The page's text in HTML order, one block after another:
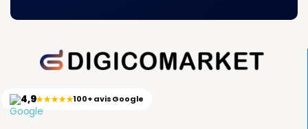
4,9★★★★★100+ avis Google